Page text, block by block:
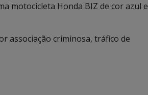
motocicleta Honda BIZ de cor azul e
associação criminosa, tráfico de